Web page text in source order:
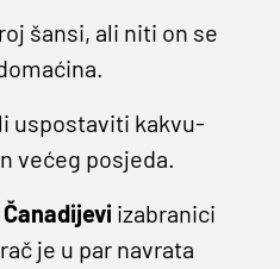
šansi, ali niti on se
uspostaviti kakvu-
većeg posjeda.
Čanadijevi izabranici
je u par navrata